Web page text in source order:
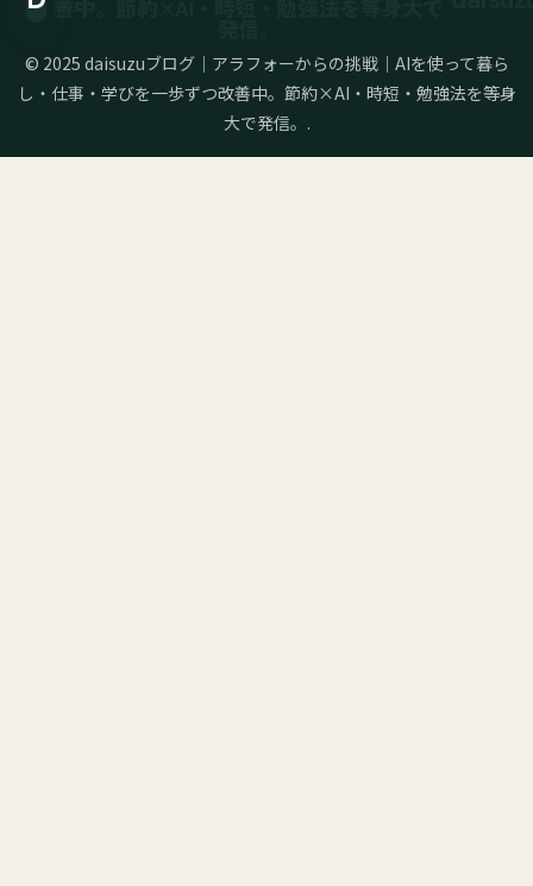
© 2025 daisuzuブログ｜アラフォーからの挑戦｜AIを使って暮ら
し・仕事・学びを一歩ずつ改善中。節約×AI・時短・勉強法を等身
大で発信。.